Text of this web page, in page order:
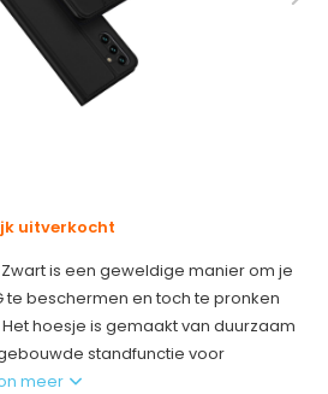
uitverkocht
Zwart is een geweldige manier om je
te beschermen en toch te pronken
hoesje is gemaakt van duurzaam
standfunctie voor
meer